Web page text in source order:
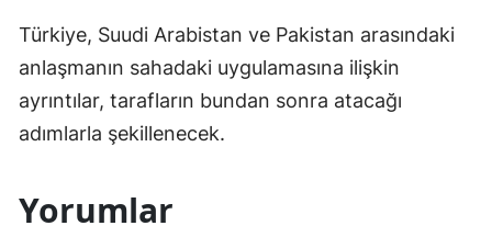
Türkiye, Suudi Arabistan ve Pakistan arasındaki
anlaşmanın sahadaki uygulamasına ilişkin
ayrıntılar, tarafların bundan sonra atacağı
adımlarla şekillenecek.
Yorumlar